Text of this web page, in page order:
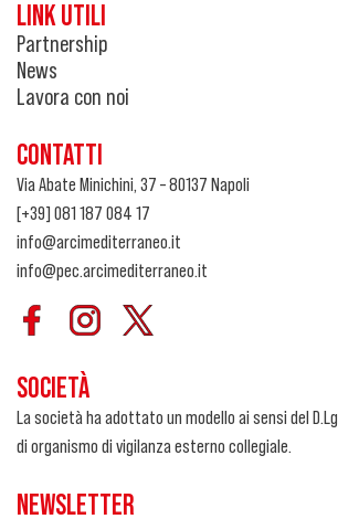
LINK UTILI
Partnership
News
Lavora con noi
CONTATTI
Via Abate Minichini, 37 – 80137 Napoli
[+39] 081 187 084 17
info@arcimediterraneo.it
info@pec.arcimediterraneo.it
SOCIETÀ
La società ha adottato un modello ai sensi del
di organismo di vigilanza esterno collegiale.
NEWSLETTER